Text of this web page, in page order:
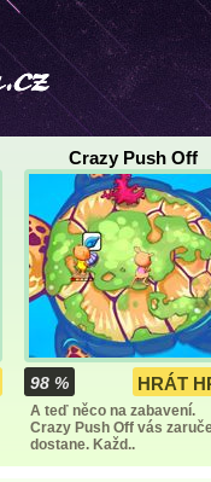
Crazy Push Off
98 % HRÁT
A teď něco na zabavení.
Crazy Push Off vás
dostane. Každ..